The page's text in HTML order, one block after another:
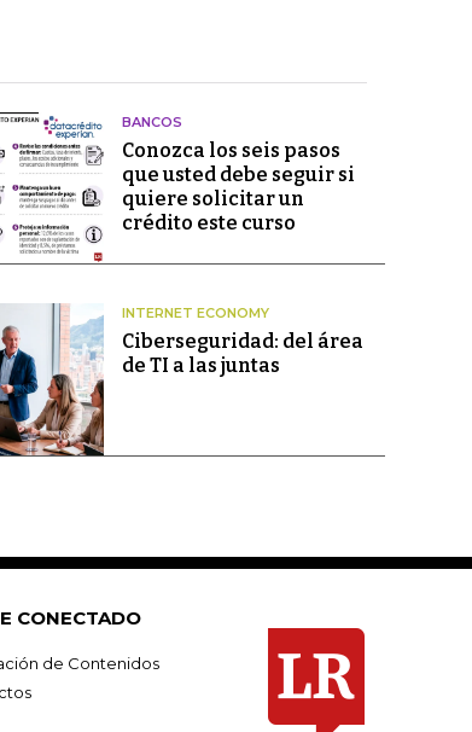
BANCOS
Conozca los seis pasos
que usted debe seguir si
quiere solicitar un
crédito este curso
INTERNET ECONOMY
Ciberseguridad: del área
de TI a las juntas
CONECTADO
de Contenidos